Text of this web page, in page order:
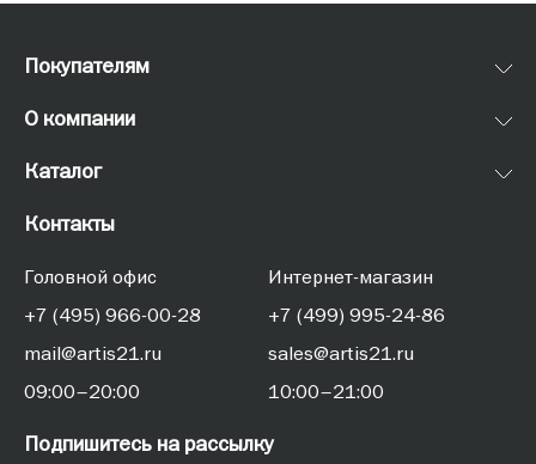
Покупателям
О компании
Каталог
Контакты
Головной офис
+7 (495) 966-00-28
mail@artis21.ru
09:00–20:00
Интернет-магазин
+7 (499) 995-24-86
sales@artis21.ru
10:00–21:00
Подпишитесь на рассылку